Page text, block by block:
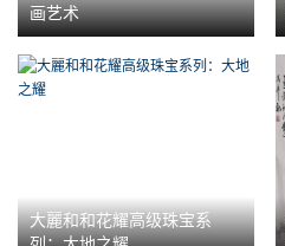
画艺术
大麗和和花耀高级珠宝系